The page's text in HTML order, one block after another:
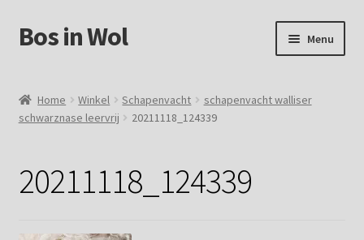
Ga
door
navigatie
Ga
naar
inhoud
Bos in Wol Menu
Over Bos in Wol
Home Winkel Schapenvacht
schapenvacht walliser
schwarznase leervrij
20211118_124339
20211118_124339